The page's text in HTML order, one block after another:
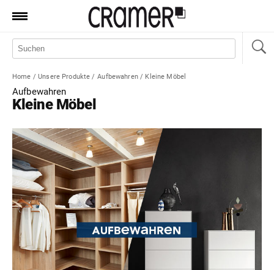
Produkte
Manufaktur
Aktionen
News
Sale
Standorte
Service
Jobs
Shop
Home / Unsere Produkte / Aufbewahren/ Kleine Möbel
Aufbewahren
Kleine Möbel